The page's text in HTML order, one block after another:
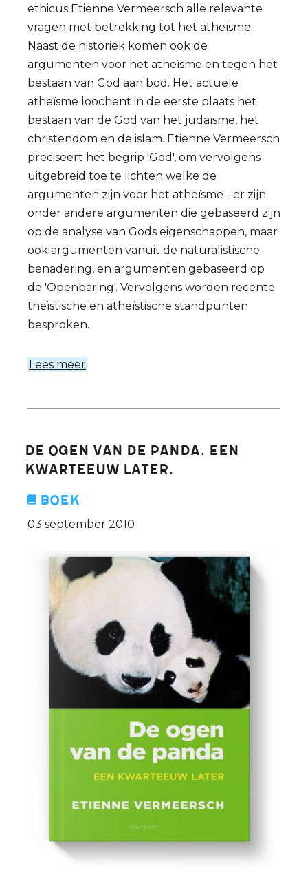
ethicus Etienne Vermeersch alle relevante
vragen met betrekking tot het atheïsme.
Naast de historiek komen ook de
argumenten voor het atheïsme en tegen het
bestaan van God aan bod. Het actuele
atheïsme loochent in de eerste plaats het
bestaan van de God van het judaïsme, het
christendom en de islam. Etienne Vermeersch
preciseert het begrip 'God', om vervolgens
uitgebreid toe te lichten welke de
argumenten zijn voor het atheïsme - er zijn
onder andere argumenten die gebaseerd zijn
op de analyse van Gods eigenschappen, maar
ook argumenten vanuit de naturalistische
benadering, en argumenten gebaseerd op
de 'Openbaring'. Vervolgens worden recente
theïstische en atheïstische standpunten
besproken.
Lees meer
De ogen van de panda. Een
kwarteeuw later.
Boek
03 september 2010